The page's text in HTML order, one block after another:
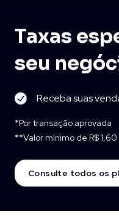
Taxas
seu
Receba suas
*Por transação aprovada
**Valor mínimo de R$ 1,60
Consulte todos os